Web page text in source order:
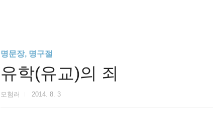
명문장, 명구절
유학(유교)의 죄
모험러 2014. 8. 3